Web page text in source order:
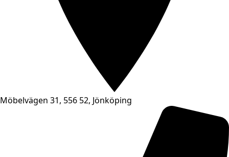
Möbelvägen 31, 556 52, Jönköping